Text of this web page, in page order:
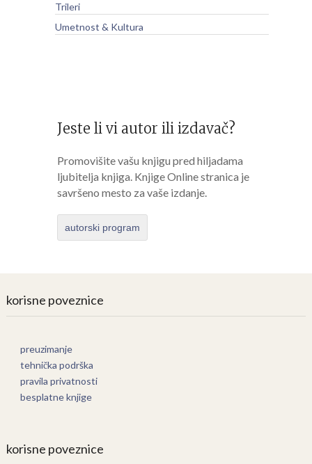
Trileri
Umetnost & Kultura
Jeste li vi autor ili izdavač?
Promovišite vašu knjigu pred hiljadama
ljubitelja knjiga. Knjige Online stranica je
savršeno mesto za vaše izdanje.
autorski program
korisne poveznice
preuzimanje
tehnička podrška
pravila privatnosti
besplatne knjige
korisne poveznice